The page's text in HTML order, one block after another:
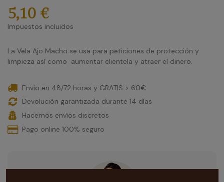
5,10 €
Impuestos incluidos
La Vela Ajo Macho se usa para peticiones de protección y
limpieza así como aumentar clientela y atraer el dinero.
Envío en 48/72 horas y GRATIS > 60€
Devolución garantizada durante 14 días
Hacemos envíos discretos
Pago online 100% seguro